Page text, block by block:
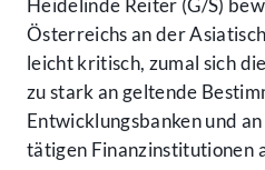
Heidelinde Reiter (G/S)
Österreichs an der
leicht kritisch, zumal sich
zu stark an geltende
Entwicklungsbanken und
tätigen Finanzinstitutionen